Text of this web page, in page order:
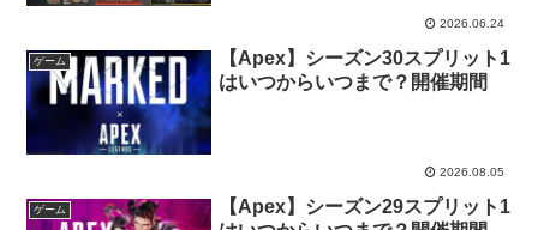
2026.06.24
ゲーム
【Apex】シーズン30スプリット1
はいつからいつまで？開催期間
2026.08.05
ゲーム
【Apex】シーズン29スプリット1